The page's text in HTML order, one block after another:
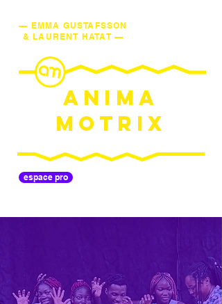
— EMMA GUSTAFSSON
& LAURENT HATAT —
ANIMA
MOTRIX
espace pro